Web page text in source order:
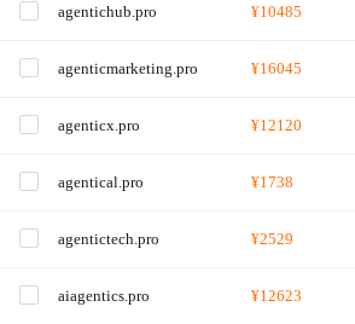
agentichub.pro ¥10485
agenticmarketing.pro ¥16045
agenticx.pro ¥12120
agentical.pro ¥1738
agentictech.pro ¥2529
aiagentics.pro ¥12623